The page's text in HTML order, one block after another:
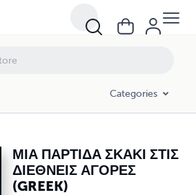
Categories
ΜΙΑ ΠΑΡΤΙΔΑ ΣΚΑΚΙ ΣΤΙΣ
ΔΙΕΘΝΕΙΣ ΑΓΟΡΕΣ
(GREEK)
ΔΙΕΘΝΕΙΣ ΑΓΟΡΕΣ (GREEK)